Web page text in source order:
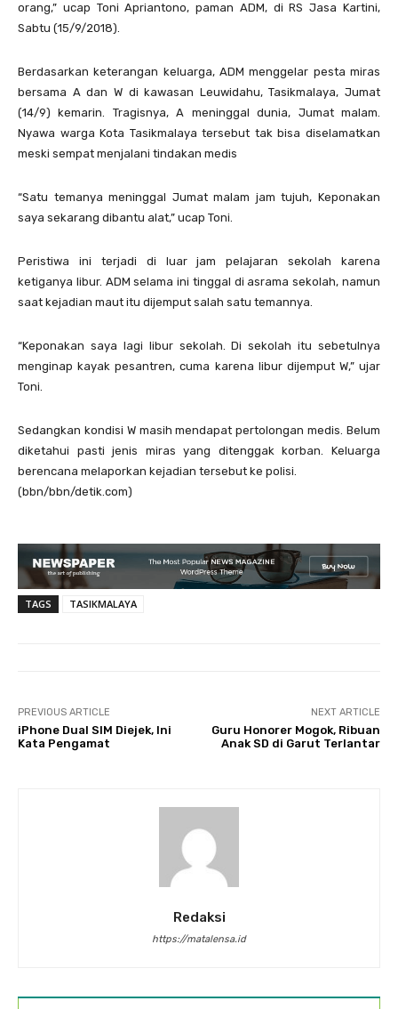
orang,” ucap Toni Apriantono, paman ADM, di RS Jasa Kartini,
Sabtu (15/9/2018).
Berdasarkan keterangan keluarga, ADM menggelar pesta miras
bersama A dan W di kawasan Leuwidahu, Tasikmalaya, Jumat
(14/9) kemarin. Tragisnya, A meninggal dunia, Jumat malam.
Nyawa warga Kota Tasikmalaya tersebut tak bisa diselamatkan
meski sempat menjalani tindakan medis
“Satu temanya meninggal Jumat malam jam tujuh, Keponakan
saya sekarang dibantu alat,” ucap Toni.
Peristiwa ini terjadi di luar jam pelajaran sekolah karena
ketiganya libur. ADM selama ini tinggal di asrama sekolah, namun
saat kejadian maut itu dijemput salah satu temannya.
“Keponakan saya lagi libur sekolah. Di sekolah itu sebetulnya
menginap kayak pesantren, cuma karena libur dijemput W,” ujar
Toni.
Sedangkan kondisi W masih mendapat pertolongan medis. Belum
diketahui pasti jenis miras yang ditenggak korban. Keluarga
berencana melaporkan kejadian tersebut ke polisi.
(bbn/bbn/detik.com)
TAGS TASIKMALAYA
PREVIOUS ARTICLE
iPhone Dual SIM Diejek, Ini
Kata Pengamat
NEXT ARTICLE
Guru Honorer Mogok, Ribuan
Anak SD di Garut Terlantar
Redaksi
https://matalensa.id